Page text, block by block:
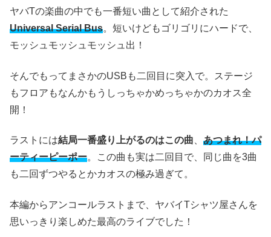
ヤバTの楽曲の中でも一番短い曲として紹介された
Universal Serial Bus。短いけどもゴリゴリにハードで、
モッシュモッシュモッシュ出！
そんでもってまさかのUSBも二回目に突入で。ステージ
もフロアもなんかもうしっちゃかめっちゃかのカオス全
開！
ラストには結局一番盛り上がるのはこの曲
あつまれ！パ
ーティーピーポー。この曲も実は二回目で、同じ曲を3曲
も二回ずつやるとかカオスの極み過ぎて。
本編からアンコールラストまで、ヤバイTシャツ屋さんを
思いっきり楽しめた最高のライブでした！